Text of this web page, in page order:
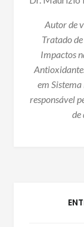
Autor de
Tratado
Impactos
em
responsável
de